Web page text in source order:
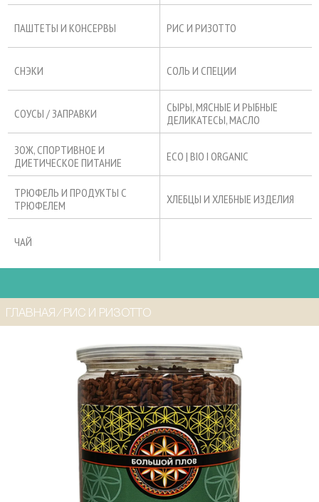
ПАШТЕТЫ И КОНСЕРВЫ РИС И РИЗОТТО
СНЭКИ СОЛЬ И СПЕЦИИ
СОУСЫ / ЗАПРАВКИ
СЫРЫ, МЯСНЫЕ И РЫБНЫЕ
ДЕЛИКАТЕСЫ, МАСЛО
ЗОЖ, СПОРТИВНОЕ И
ДИЕТИЧЕСКОЕ ПИТАНИЕ
ECO | BIO I ORGANIC
ТРЮФЕЛЬ И ПРОДУКТЫ С
ТРЮФЕЛЕМ
ХЛЕБЦЫ И ХЛЕБНЫЕ ИЗДЕЛИЯ
ЧАЙ
ГЛАВНАЯ ⁄ РИС И РИЗОТТО